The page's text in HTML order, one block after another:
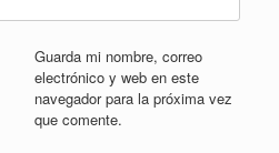
Guarda mi nombre, correo
electrónico y web en este
navegador para la próxima vez
que comente.